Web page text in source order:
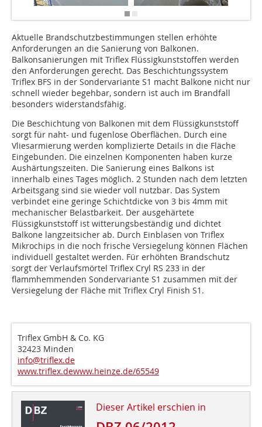
Aktuelle Brandschutzbestimmungen stellen erhöhte
Anforderungen an die Sanierung von Balkonen.
Balkonsanierungen mit Triflex Flüssigkunststoffen werden
den Anforderungen gerecht. Das Beschichtungssystem
Triflex BFS in der Sondervariante S1 macht Balkone nicht nur
schnell wieder begehbar, sondern ist auch im Brandfall
besonders widerstandsfähig.
Die Beschichtung von Balkonen mit dem Flüssigkunststoff
sorgt für naht- und fugenlose Oberflächen. Durch eine
Vliesarmierung werden komplizierte Details in die Fläche
Eingebunden. Die einzelnen Komponenten haben kurze
Aushärtungszeiten. Die Sanierung eines Balkons ist
innerhalb eines Tages möglich. 2 Stunden nach dem letzten
Arbeitsgang sind sie wieder voll nutzbar. Das System
verbindet eine geringe Schichtdicke von 3 bis 4mm mit
mechanischer Belastbarkeit. Der ausgehärtete
Flüssigkunststoff ist witterungsbeständig und dichtet
Balkone langzeitsicher ab. Durch Einblasen von Triflex
Mikrochips in die noch frische Versiegelung können Flächen
individuell gestaltet werden. Für erhöhten Brandschutz
sorgt der Verlaufsmörtel Triflex Cryl RS 233 in der
flammhemmenden Sondervariante S1 zusammen mit der
Versiegelung der Fläche mit Triflex Cryl Finish S1.
Triflex GmbH & Co. KG
32423 Minden
info@triflex.de
www.triflex.dewww.heinze.de/65549
Dieser Artikel erschien in